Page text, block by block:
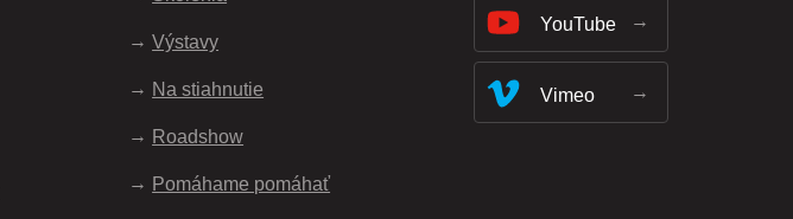
Výstavy
Na stiahnutie
Roadshow
Pomáhame pomáhať
YouTube
Vimeo